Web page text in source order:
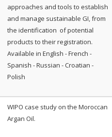
approaches and tools to establish
and manage sustainable GI, from
the identification of potential
products to their registration.
Available in English - French -
Spanish - Russian - Croatian -
Polish
WIPO case study on the Moroccan
Argan Oil.